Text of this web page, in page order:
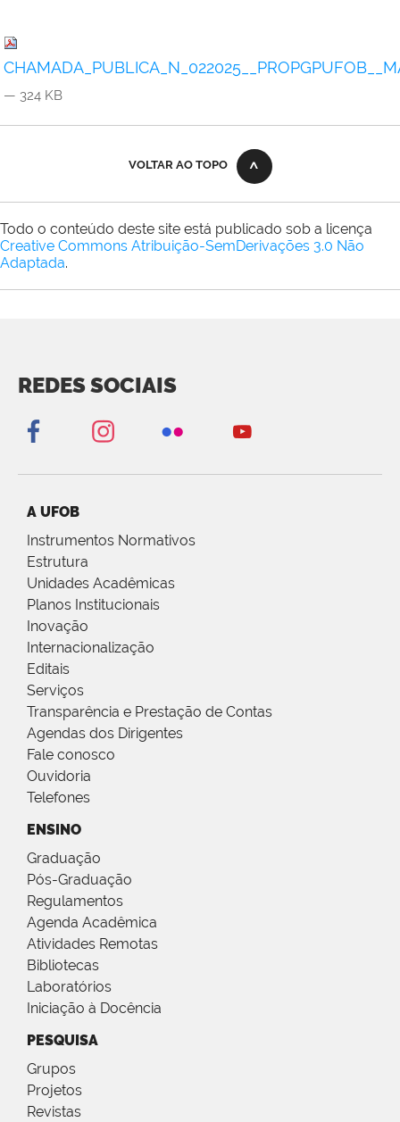
— 324 KB
VOLTAR AO TOPO
Todo o conteúdo deste site está publicado sob a licença
Creative Commons Atribuição-SemDerivações 3.0 Não
Adaptada.
REDES SOCIAIS
A UFOB
Instrumentos Normativos
Estrutura
Unidades Acadêmicas
Planos Institucionais
Inovação
Internacionalização
Editais
Serviços
Transparência e Prestação de Contas
Agendas dos Dirigentes
Fale conosco
Ouvidoria
Telefones
ENSINO
Graduação
Pós-Graduação
Regulamentos
Agenda Acadêmica
Atividades Remotas
Bibliotecas
Laboratórios
Iniciação à Docência
PESQUISA
Grupos
Projetos
Revistas